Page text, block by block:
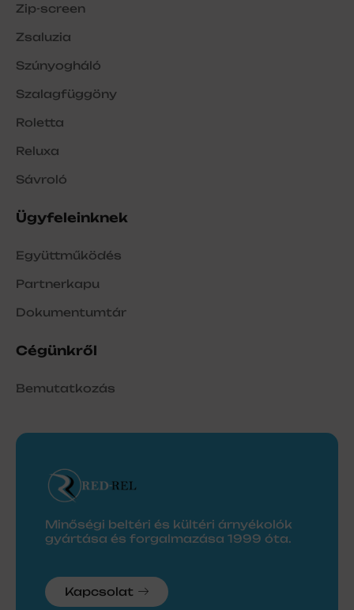
Zip-screen
Zsaluzia
Szúnyogháló
Szalagfüggöny
Roletta
Reluxa
Sávroló
Ügyfeleinknek
Együttműködés
Partnerkapu
Dokumentumtár
Cégünkről
Bemutatkozás
Minőségi beltéri és kültéri árnyékolók
gyártása és forgalmazása 1999 óta.
Kapcsolat